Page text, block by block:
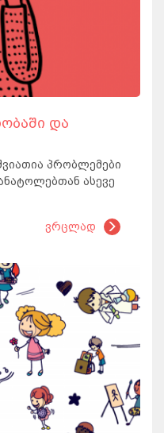
და
პრობლემები
ასევე
ვრცლად